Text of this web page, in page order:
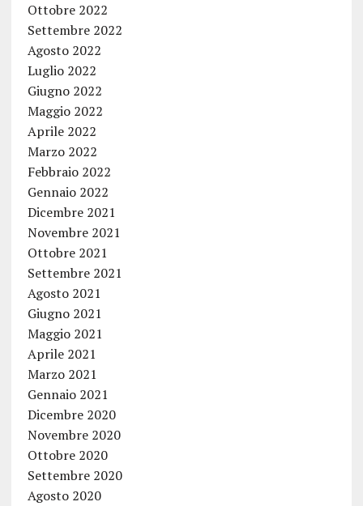
Ottobre 2022
Settembre 2022
Agosto 2022
Luglio 2022
Giugno 2022
Maggio 2022
Aprile 2022
Marzo 2022
Febbraio 2022
Gennaio 2022
Dicembre 2021
Novembre 2021
Ottobre 2021
Settembre 2021
Agosto 2021
Giugno 2021
Maggio 2021
Aprile 2021
Marzo 2021
Gennaio 2021
Dicembre 2020
Novembre 2020
Ottobre 2020
Settembre 2020
Agosto 2020